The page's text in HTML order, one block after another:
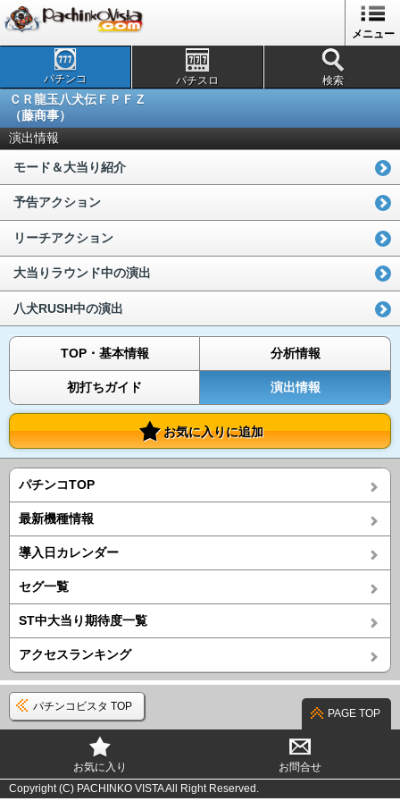
メニュー
パチンコ パチスロ 検索
ＣＲ龍玉八犬伝ＦＰＦＺ
（藤商事）
演出情報
モード＆大当り紹介
予告アクション
リーチアクション
大当りラウンド中の演出
八犬RUSH中の演出
TOP・基本情報 分析情報
初打ちガイド 演出情報
お気に入りに追加
パチンコTOP
最新機種情報
導入日カレンダー
セグ一覧
ST中大当り期待度一覧
アクセスランキング
パチンコビスタ TOP
PAGE TOP
お気に入り
お問合せ
Copyright (C) PACHINKO VISTA All Right Reserved.